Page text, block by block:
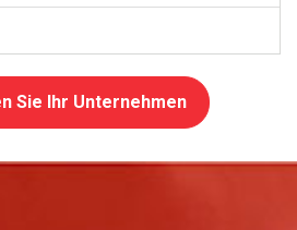
Sie Ihr Unternehmen